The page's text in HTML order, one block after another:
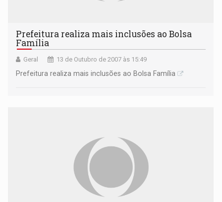
Prefeitura realiza mais inclusões ao Bolsa
Família
Geral 13 de Outubro de 2007 às 15:49
Prefeitura realiza mais inclusões ao Bolsa Família